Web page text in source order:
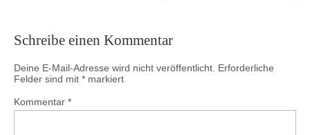
Schreibe einen Kommentar
Deine E-Mail-Adresse wird nicht veröffentlicht. Erforderliche
Felder sind mit * markiert
Kommentar *